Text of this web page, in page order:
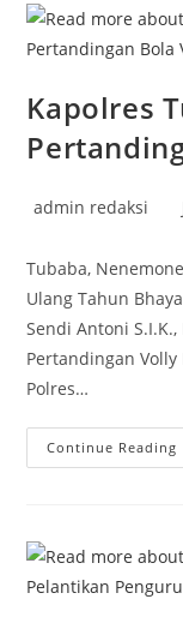
7
Kapolres
Post
admin redaksi
Tubaba,
Ulang Tahun
Sendi Antoni
Pertandingan Volly
Polres…
Continue Reading